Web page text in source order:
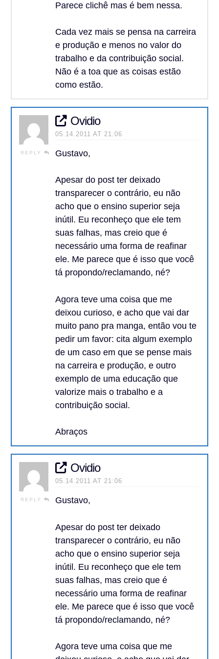
Parece clichê mas é bem nessa.
Cada vez mais se pensa na carreira
e produção e menos no valor do
trabalho e da contribuição social.
Não é a toa que as coisas estão
como estão.
REPLY
Ovidio
05.14.2011 AT 21:06
Gustavo,
Apesar do post ter deixado
transparecer o contrário, eu não
acho que o ensino superior seja
inútil. Eu reconheço que ele tem
suas falhas, mas creio que é
necessário uma forma de reafinar
ele. Me parece que é isso que você
tá propondo/reclamando, né?
Agora teve uma coisa que me
deixou curioso, e acho que vai dar
muito pano pra manga, então vou te
pedir um favor: cita algum exemplo
de um caso em que se pense mais
na carreira e produção, e outro
exemplo de uma educação que
valorize mais o trabalho e a
contribuição social.
Abraços
REPLY
Ovidio
05.14.2011 AT 21:06
Gustavo,
Apesar do post ter deixado
transparecer o contrário, eu não
acho que o ensino superior seja
inútil. Eu reconheço que ele tem
suas falhas, mas creio que é
necessário uma forma de reafinar
ele. Me parece que é isso que você
tá propondo/reclamando, né?
Agora teve uma coisa que me